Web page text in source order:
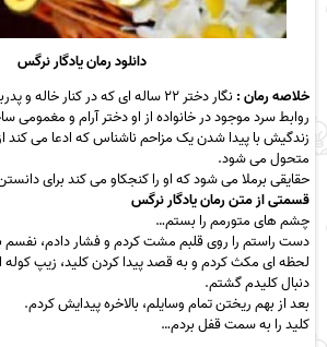
دانلود رمان یادگار نرگس
خلاصه رمان :نگار دختر ۲۲ ساله ای که در کنار خاله و پدربزرگش زندگی می کند.
روابط سرد موجود در خانواده از او دختر آرام و مغمومی
زندگیش با پیدا شدن یک مزاحم ناشناس که ادعا می کند
متحول می شود.
حقایقی برملا می شود که او را کنجکاو می کند برای
قسمتی از متن رمان یادگار نرگس
چشم های متورمم را بستم…
دست راستم را روی قلبم مشت کردم و فشار دادم، نفسم
لحظه ای مکث کردم و به قصد پیدا کردن کلید، زیپ کوله
دنبال کلیدم گشتم.
بعد از بهم ریختن تمام وسایلم، بالاخره پیدایش کردم.
کلید را به سمت قفل بردم…